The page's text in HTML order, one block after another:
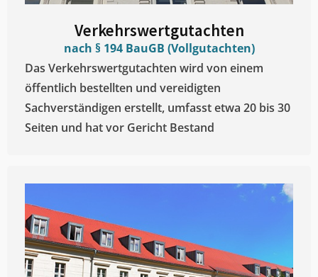
Verkehrswertgutachten
nach § 194 BauGB (Vollgutachten)
Das Verkehrswertgutachten wird von einem
öffentlich bestellten und vereidigten
Sachverständigen erstellt, umfasst etwa 20 bis 30
Seiten und hat vor Gericht Bestand